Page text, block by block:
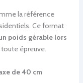
la référence
Ce format
poids gérable lors
épreuve.
de 40 cm